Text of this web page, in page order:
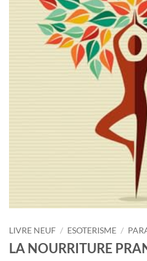
LIVRE NEUF / ESOTERISME /
LA NOURRITURE